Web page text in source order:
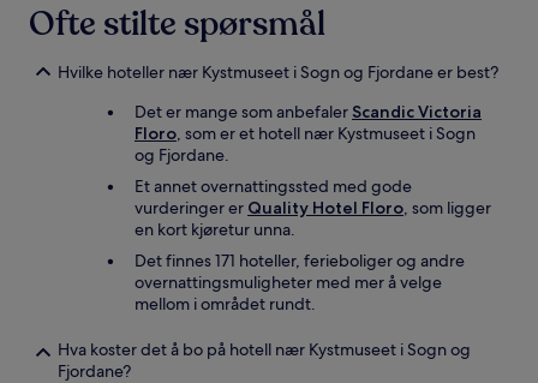
Ofte stilte spørsmål
Hvilke hoteller nær Kystmuseet i Sogn og Fjordane er best?
Det er mange som anbefaler Scandic Victoria
Floro, som er et hotell nær Kystmuseet i Sogn
og Fjordane.
Et annet overnattingssted med gode
vurderinger er Quality Hotel Floro, som ligger
en kort kjøretur unna.
Det finnes 171 hoteller, ferieboliger og andre
overnattingsmuligheter med mer å velge
mellom i området rundt.
Hva koster det å bo på hotell nær Kystmuseet i Sogn og
Fjordane?